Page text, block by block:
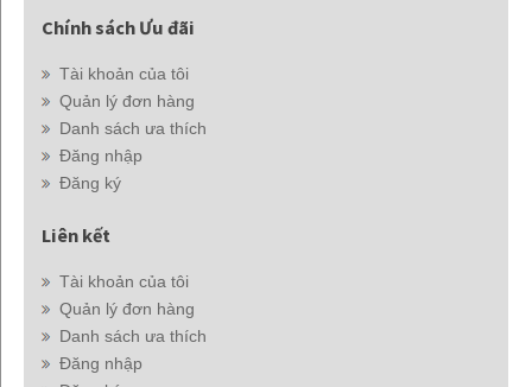
Chính sách Ưu đãi
Tài khoản của tôi
Quản lý đơn hàng
Danh sách ưa thích
Đăng nhập
Đăng ký
Liên kết
Tài khoản của tôi
Quản lý đơn hàng
Danh sách ưa thích
Đăng nhập